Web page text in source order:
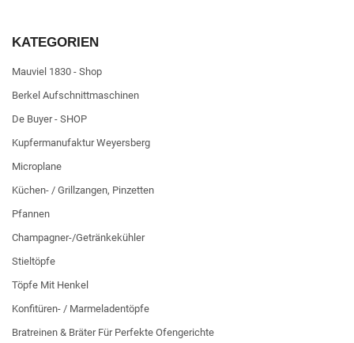
KATEGORIEN
Mauviel 1830 - Shop
Berkel Aufschnittmaschinen
De Buyer - SHOP
Kupfermanufaktur Weyersberg
Microplane
Küchen- / Grillzangen, Pinzetten
Pfannen
Champagner-/Getränkekühler
Stieltöpfe
Töpfe Mit Henkel
Konfitüren- / Marmeladentöpfe
Bratreinen & Bräter Für Perfekte Ofengerichte